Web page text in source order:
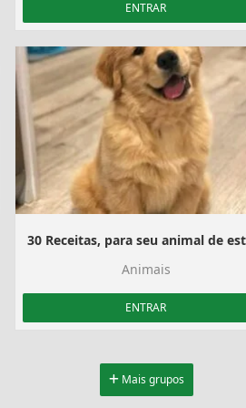
ENTRAR
Animais
ENTRAR
Mais grupos